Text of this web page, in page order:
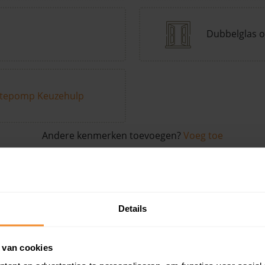
Details
cookies
Dubbelglas
Keuzehulp
Andere kenmerken toevoegen? Voeg toe
de buurt